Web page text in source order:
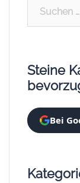
Steine
Bei